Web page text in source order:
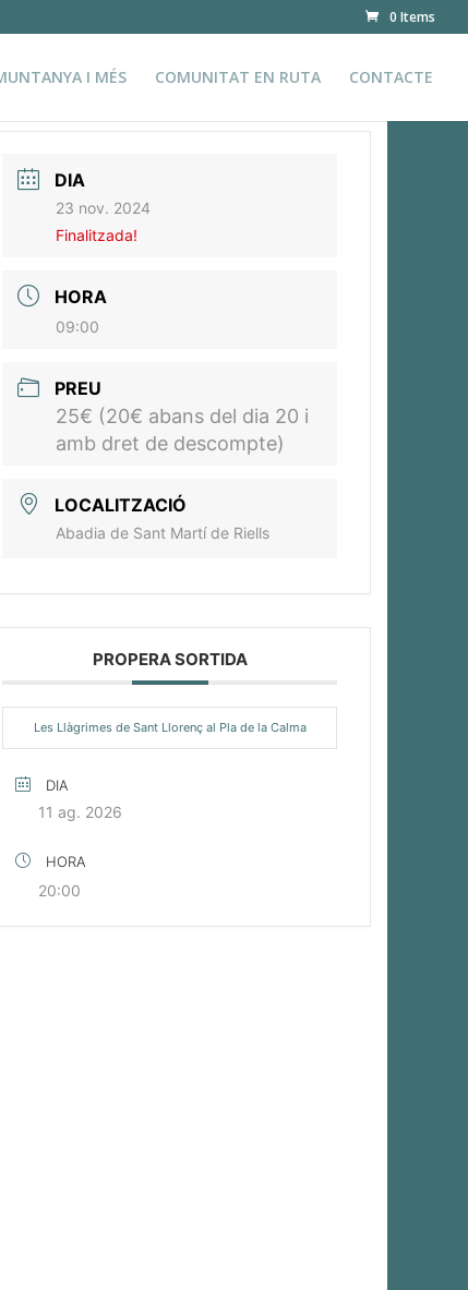
0 Items
I MÉS COMUNITAT EN RUTA CONTACTE
DIA
23 nov. 2024
Finalitzada!
HORA
09:00
PREU
25€ (20€ abans del dia 20 i
amb dret de descompte)
LOCALITZACIÓ
Abadia de Sant Martí de Riells
PROPERA SORTIDA
Les Llàgrimes de Sant Llorenç al Pla de la Calma
DIA
11 ag. 2026
HORA
20:00